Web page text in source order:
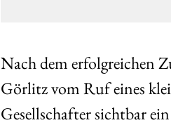
Nach dem erfolgreichen
Görlitz vom Ruf eines
Gesellschafter sichtbar